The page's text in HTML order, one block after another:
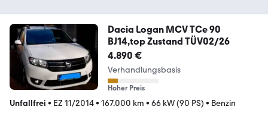
Dacia Logan MCV TCe 90
BJ14,top Zustand TÜV02/26
4.890 €
Verhandlungsbasis
Hoher Preis
Unfallfrei • EZ 11/2014• 167.000 km • 66 kW (90 PS) • Benzin